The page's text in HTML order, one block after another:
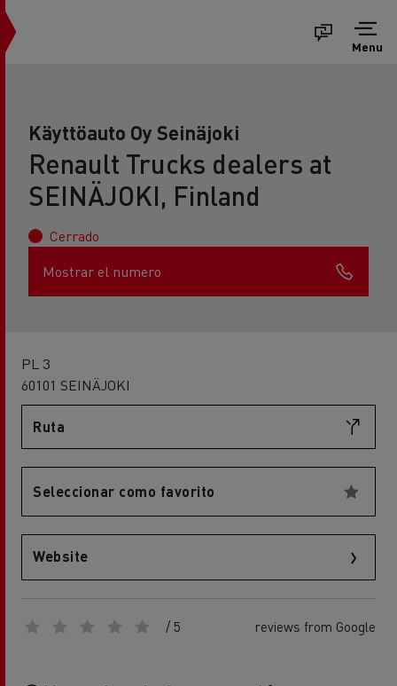
Menu
Käyttöauto Oy Seinäjoki
Renault Trucks dealers at
SEINÄJOKI, Finland
Cerrado
Mostrar el numero
PL 3
60101 SEINÄJOKI
Ruta
Seleccionar como favorito
Website
/ 5 reviews from Google